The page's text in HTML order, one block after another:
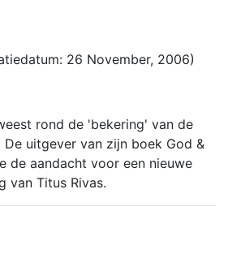
26 November, 2006)
rond de 'bekering' van de
uitgever van zijn boek God &
de aandacht voor een nieuwe
van Titus Rivas.